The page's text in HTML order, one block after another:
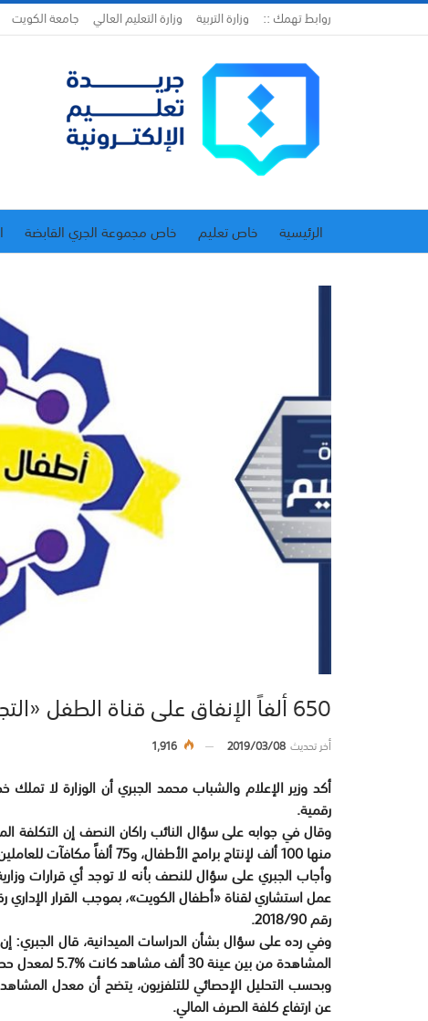
روابط تهمك :: وزارة التربية وزارة التعليم العالي جامعة الكويت
الرئيسية خاص تعليم خاص مجموعة الجري القابضة
650 ألفاً الإنفاق على قناة الطفل «التجريبية»
أخر تحديث2019/03/08
1,916
أكد وزير الإعلام والشباب محمد الجبري أن الوزارة لا
رقمية.
منها 100 ألف لإنتاج برامج الأطفال، و75 ألفاً مكافآت للعاملين فيها، و450 ألفاً لشراء واستئجار برامج للأطفال.
وأجاب الجبري على سؤال للنصف بأنه لا توجد أي قرارات
رقم 2018/90.
وفي رده على سؤال بشأن الدراسات الميدانية، قال
المشاهدة من بين عينة 30 ألف مشاهد كانت %5.7 لمعدل حصة المشاهدة الشهرية من بين جميع المحطات.
عن ارتفاع كلفة الصرف المالي.